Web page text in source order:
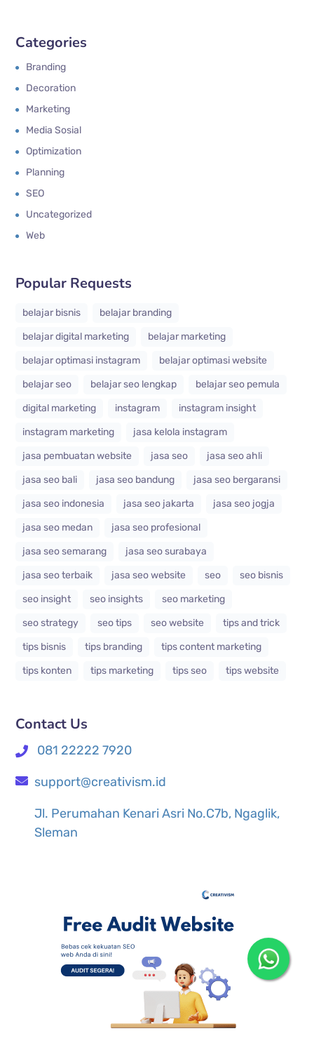
Categories
Branding
Decoration
Marketing
Media Sosial
Optimization
Planning
SEO
Uncategorized
Web
Popular Requests
belajar bisnis
belajar branding
belajar digital marketing
belajar marketing
belajar optimasi instagram
belajar optimasi website
belajar seo
belajar seo lengkap
belajar seo pemula
digital marketing
instagram
instagram insight
instagram marketing
jasa kelola instagram
jasa pembuatan website
jasa seo
jasa seo ahli
jasa seo bali
jasa seo bandung
jasa seo bergaransi
jasa seo indonesia
jasa seo jakarta
jasa seo jogja
jasa seo medan
jasa seo profesional
jasa seo semarang
jasa seo surabaya
jasa seo terbaik
jasa seo website seo
seo bisnis
seo insight
seo insights
seo marketing
seo strategy
seo tips seo website
tips and trick
tips bisnis
tips branding
tips content marketing
tips konten
tips marketing tips seo tips website
Contact Us
081 22222 7920
support@creativism.id
Jl. Perumahan Kenari Asri No.C7b, Ngaglik,
Sleman